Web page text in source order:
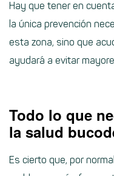
Hay que tener en
la única prevención
esta zona, sino que
ayudará a evitar
Todo lo que
la salud
Es cierto que, por